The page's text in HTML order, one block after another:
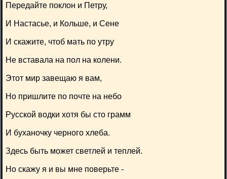
Передайте поклон и Петру,
И Настасье, и Кольше, и Сене
И скажите, чтоб мать по утру
Не вставала на пол на колени.
Этот мир завещаю я вам,
Но пришлите по почте на небо
Русской водки хотя бы сто грамм
И буханочку черного хлеба.
Здесь быть может светлей и теплей.
Но скажу я и вы мне поверьте -